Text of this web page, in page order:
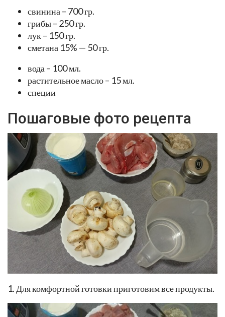
свинина – 700 гр.
грибы – 250 гр.
лук – 150 гр.
сметана 15% — 50 гр.
вода – 100 мл.
растительное масло – 15 мл.
специи
Пошаговые фото рецепта
1. Для комфортной готовки приготовим все продукты.